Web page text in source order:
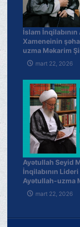
İslam
Xameneinin
uzma Məkarim
mart 22, 2026
Ayətullah Seyid
İnqilabının
Ayətullah-uzma
mart 22, 2026